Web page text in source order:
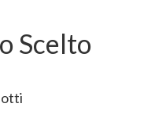
Scelto